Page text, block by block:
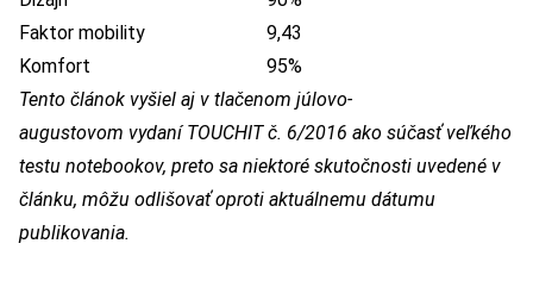
Faktor mobility
9,43
Komfort
95%
Tento článok vyšiel aj v tlačenom júlovo-
augustovom vydaní TOUCHIT č. 6/2016 ako súčasť veľkého
testu notebookov, preto sa niektoré skutočnosti uvedené v
článku, môžu odlišovať oproti aktuálnemu dátumu
publikovania.